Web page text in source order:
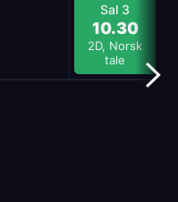
Sal 3
10.30
2D, Norsk
tale